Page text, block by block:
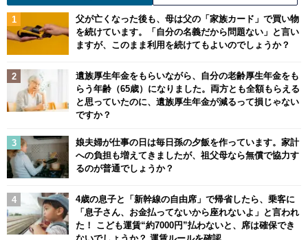
父が亡くなった後も、母は父の「家族カード」で買い物
を続けています。「自分の名義だから問題ない」と言い
ますが、このまま利用を続けてもよいのでしょうか？
遺族厚生年金をもらいながら、自分の老齢厚生年金をも
らう年齢（65歳）になりました。両方とも全額もらえる
と思っていたのに、遺族厚生年金が減るって損じゃない
ですか？
娘夫婦が仕事の日は毎日孫の夕飯を作っています。家計
への負担も増えてきましたが、祖父母なら無償で協力す
るのが普通でしょうか？
4歳の息子と「新幹線の自由席」で帰省したら、乗客に
「息子さん、お金払ってないから座れないよ」と言われ
た！ こども運賃“約7000円”払わないと、席は確保でき
ないでしょうか？ 運賃ルールを確認